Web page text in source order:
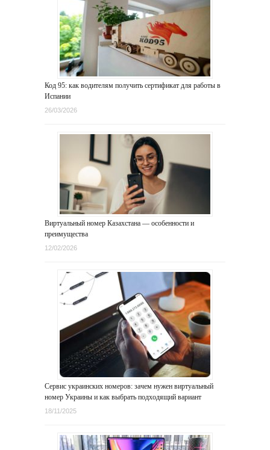
Код 95: как водителям получить сертификат для работы в
Испании
26/03/2026
Виртуальный номер Казахстана — особенности и
преимущества
12/02/2026
Сервис украинских номеров: зачем нужен виртуальный
номер Украины и как выбрать подходящий вариант
18/11/2025